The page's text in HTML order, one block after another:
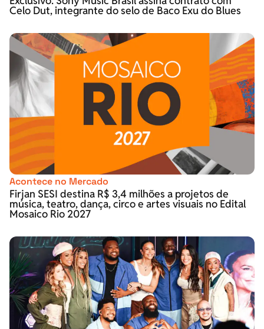
Celo Dut, integrante do selo de Baco Exu do Blues
Acontece no Mercado
Firjan SESI destina R$ 3,4 milhões a projetos de
música, teatro, dança, circo e artes visuais no Edital
Mosaico Rio 2027